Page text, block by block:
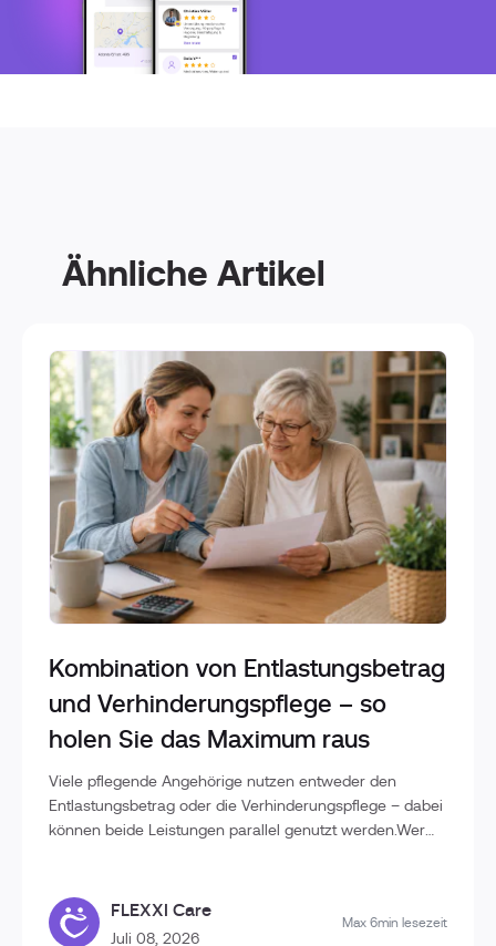
Ähnliche Artikel
Kombination von Entlastungsbetrag
und Verhinderungspflege – so
holen Sie das Maximum raus
Viele pflegende Angehörige nutzen entweder den
Entlastungsbetrag oder die Verhinderungspflege – dabei
können beide Leistungen parallel genutzt werden.Wer
Pflegealltag erhalten und die finanzielle Belastung
reduzieren.In diesem Beitrag erfahren Sie, wie
FLEXXI Care
Juli 08, 2026
Max 6min lesezeit